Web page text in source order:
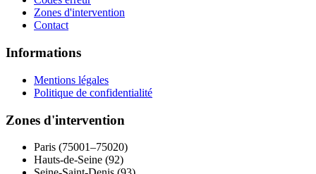
Zones d'intervention
Contact
Informations
Mentions légales
Politique de confidentialité
Zones d'intervention
Paris (75001–75020)
Hauts-de-Seine (92)